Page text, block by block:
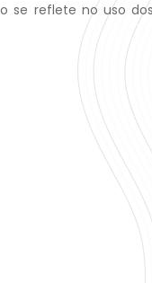
se reflete no uso